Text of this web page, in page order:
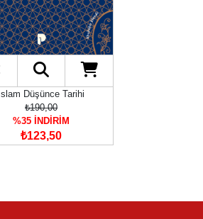
İslam Düşünce Tarihi
₺190,00
%35 İNDİRİM
₺123,50